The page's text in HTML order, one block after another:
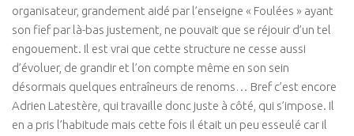
organisateur, grandement aidé par l’enseigne « Foulées » ayant
son fief par là-bas justement, ne pouvait que se réjouir d’un tel
engouement. Il est vrai que cette structure ne cesse aussi
d’évoluer, de grandir et l’on compte même en son sein
désormais quelques entraîneurs de renoms… Bref c’est encore
Adrien Latestère, qui travaille donc juste à côté, qui s’impose. Il
en a pris l’habitude mais cette fois il était un peu esseulé car il